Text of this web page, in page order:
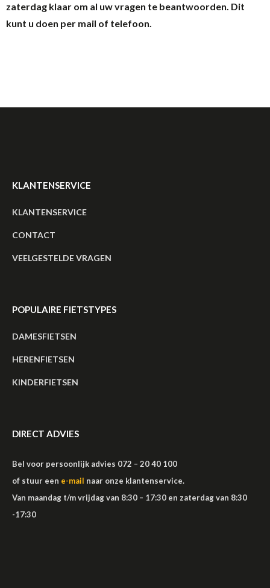
zaterdag klaar om al uw vragen te beantwoorden. Dit
kunt u doen per mail of telefoon.
KLANTENSERVICE
KLANTENSERVICE
CONTACT
VEELGESTELDE VRAGEN
POPULAIRE FIETSTYPES
DAMESFIETSEN
HERENFIETSEN
KINDERFIETSEN
DIRECT ADVIES
Bel voor persoonlijk advies 072 – 20 40 100
of stuur een e-mail naar onze klantenservice.
Van maandag t/m vrijdag van 8:30 – 17:30 en zaterdag van 8:30
-17:30